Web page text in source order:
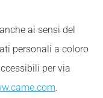
ai sensi del
personali a coloro
per via
.